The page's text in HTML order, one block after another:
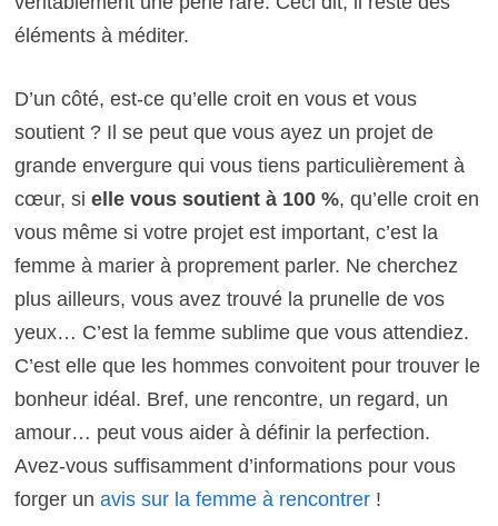
éléments à méditer.
D’un côté, est-ce qu’elle croit en vous et vous
soutient ? Il se peut que vous ayez un projet de
grande envergure qui vous tiens particulièrement à
cœur, si elle vous soutient à 100 %, qu’elle croit en
vous même si votre projet est important, c’est la
femme à marier à proprement parler. Ne cherchez
plus ailleurs, vous avez trouvé la prunelle de vos
yeux… C’est la femme sublime que vous attendiez.
C’est elle que les hommes convoitent pour trouver le
bonheur idéal. Bref, une rencontre, un regard, un
amour… peut vous aider à définir la perfection.
Avez-vous suffisamment d’informations pour vous
forger un avis sur la femme à rencontrer!